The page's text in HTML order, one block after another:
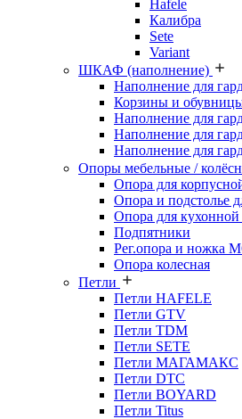
Hafele
Калибра
Sete
Variant
ШКАФ (наполнение)
Наполнение для
Корзины и
Наполнение для
Наполнение для
Наполнение для
Опоры мебельные /
Опора для
Опора и подстолье
Опора для кухонной
Подпятники
Рег.опора и ножка
Опора колесная
Петли
Петли HAFELE
Петли GTV
Петли TDM
Петли SETE
Петли МАГАМАКС
Петли DTC
Петли BOYARD
Петли Titus